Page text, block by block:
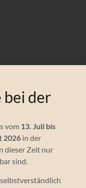
bei der
vom 13. Juli bis
2026in der
dieser Zeit nur
sind.